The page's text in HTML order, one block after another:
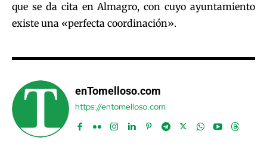
que se da cita en Almagro, con cuyo ayuntamiento
existe una «perfecta coordinación».
enTomelloso.com
https://entomelloso.com